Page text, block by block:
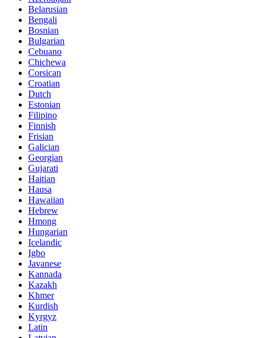
Belarusian
Bengali
Bosnian
Bulgarian
Cebuano
Chichewa
Corsican
Croatian
Dutch
Estonian
Filipino
Finnish
Frisian
Galician
Georgian
Gujarati
Haitian
Hausa
Hawaiian
Hebrew
Hmong
Hungarian
Icelandic
Igbo
Javanese
Kannada
Kazakh
Khmer
Kurdish
Kyrgyz
Latin